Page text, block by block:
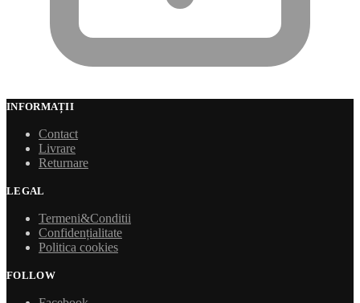
INFORMAȚII
Contact
Livrare
Returnare
LEGAL
Termeni&Conditii
Confidențialitate
Politica cookies
FOLLOW